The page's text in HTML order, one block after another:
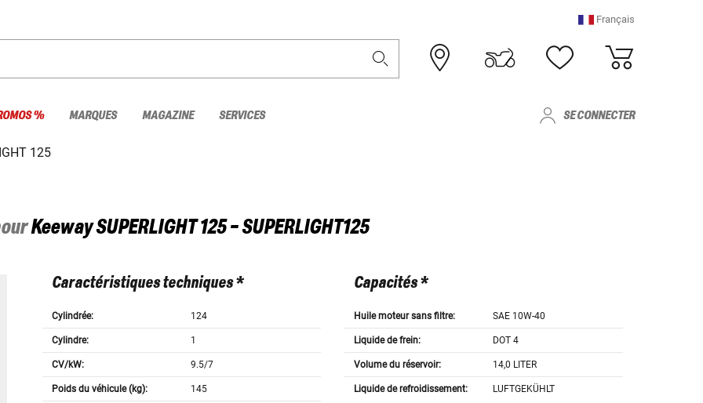
Français
% MARQUES MAGAZINE SERVICES SE CONNECTER
125
KeewaySUPERLIGHT 125 - SUPERLIGHT125
Caractéristiques techniques *
Cylindrée: 124
Cylindre: 1
CV/kW: 9.5/7
Poids du véhicule (kg): 145
Capacités *
Huile moteur sans filtre: SAE 10W-40
Liquide de frein: DOT 4
Volume du réservoir: 14,0 LITER
Liquide de refroidissement: LUFTGEKÜHLT